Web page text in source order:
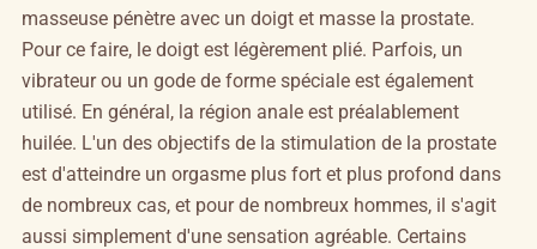
masseuse pénètre avec un doigt et masse la prostate.
Pour ce faire, le doigt est légèrement plié. Parfois, un
vibrateur ou un gode de forme spéciale est également
utilisé. En général, la région anale est préalablement
huilée. L'un des objectifs de la stimulation de la prostate
est d'atteindre un orgasme plus fort et plus profond dans
de nombreux cas, et pour de nombreux hommes, il s'agit
aussi simplement d'une sensation agréable. Certains